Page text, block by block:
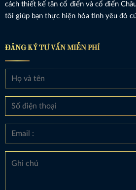
cách thiết kế tân cổ điển và cổ điển
tôi giúp bạn thực hiện hóa tình yêu đó
ĐĂNG KÝ TƯ VẤN MIỄN PHÍ